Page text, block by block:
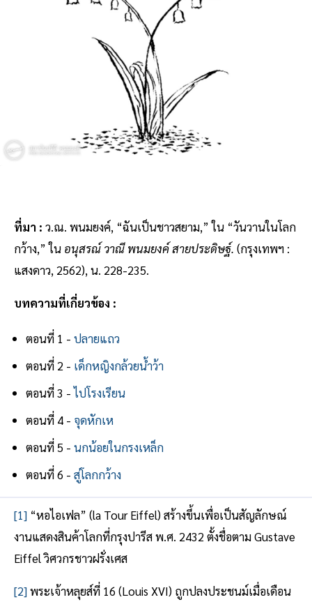
ที่มา : ว.ณ. พนมยงค์, “ฉันเป็นชาวสยาม,” ใน “วันวานในโลก
กว้าง,” ใน อนุสรณ์ วาณี พนมยงค์ สายประดิษฐ์. (กรุงเทพฯ :
แสงดาว, 2562), น. 228-235.
บทความที่เกี่ยวข้อง :
ตอนที่ 1 - ปลายแถว
ตอนที่ 2 - เด็กหญิงกล้วยน้ำว้า
ตอนที่ 3 -ไปโรงเรียน
ตอนที่ 4 - จุดหักเห
ตอนที่ 5 - นกน้อยในกรงเหล็ก
ตอนที่ 6 - สู่โลกกว้าง
[1] “หอไอเฟล” (la Tour Eiffel) สร้างขึ้นเพื่อเป็นสัญลักษณ์
งานแสดงสินค้าโลกที่กรุงปารีส พ.ศ. 2432 ตั้งชื่อตาม Gustave
Eiffel วิศวกรชาวฝรั่งเศส
[2]พระเจ้าหลุยส์ที่ 16 (Louis XVI) ถูกปลงประชนม์เมื่อเดือน